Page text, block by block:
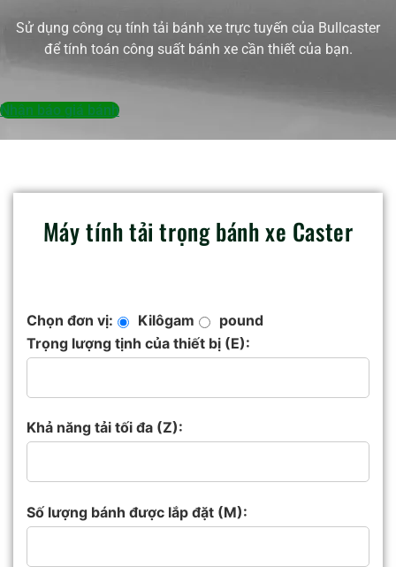
Sử dụng công cụ tính tải bánh xe trực tuyến của Bullcaster
để tính toán công suất bánh xe cần thiết của bạn.
Nhận báo giá bánh
Máy tính tải trọng bánh xe Caster
Chọn đơn vị: Kilôgam
pound
Trọng lượng tịnh của thiết bị (E):
Khả năng tải tối đa (Z):
Số lượng bánh được lắp đặt (M):